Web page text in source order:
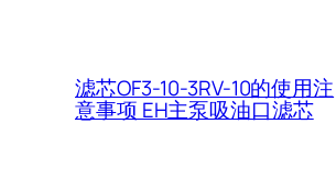
滤芯OF3-10-3RV-10的使用注
意事项 EH主泵吸油口滤芯